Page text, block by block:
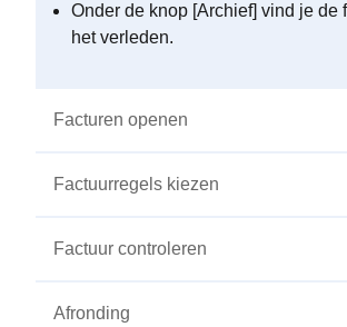
Onder de knop [Archief] vind je de
het verleden.
Facturen openen
Factuurregels kiezen
Factuur controleren
Afronding